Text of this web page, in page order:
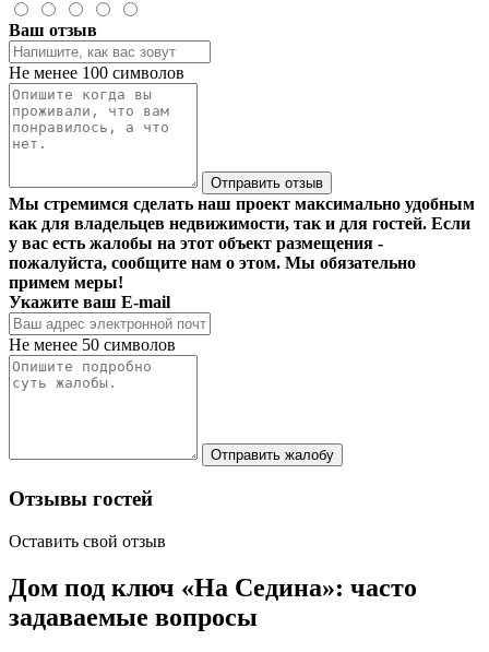
Ваш отзыв
Не менее 100 символов
Отправить отзыв
Мы стремимся сделать наш проект максимально удобным
как для владельцев недвижимости, так и для гостей. Если
у вас есть жалобы на этот объект размещения -
пожалуйста, сообщите нам о этом. Мы обязательно
примем меры!
Укажите ваш E-mail
Не менее 50 символов
Отправить жалобу
Отзывы гостей
Оставить свой отзыв
Дом под ключ «На Седина»: часто
задаваемые вопросы